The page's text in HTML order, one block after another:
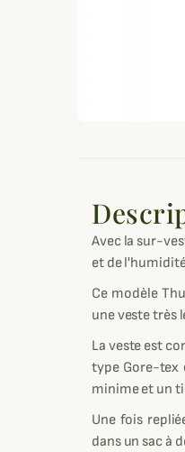
Avec la sur-
et de
Ce modèle
une veste très
La veste est
type Gore-tex
minime et un
Une fois
dans un sac à